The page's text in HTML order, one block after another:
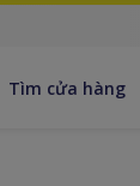
Tìm cửa hàng